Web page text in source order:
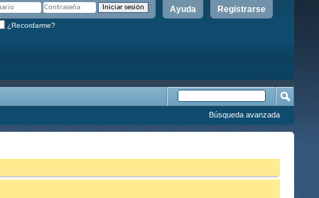
Registrarse
Ayuda
¿Recordarme?
Búsqueda avanzada